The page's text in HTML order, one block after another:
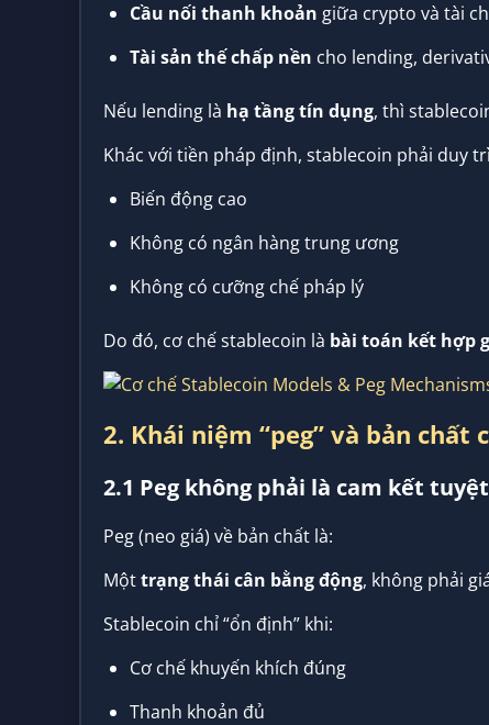
Cầu nối thanh khoản giữa crypto và tài
Tài sản thế chấp nền cho lending,
Nếu lending là hạ tầng tín dụng, thì
Khác với tiền pháp định, stablecoin phải duy
Biến động cao
Không có ngân hàng trung ương
Không có cưỡng chế pháp lý
Do đó, cơ chế stablecoin là bài toán kết hợp
2. Khái niệm “peg” và bản chất
2.1 Peg không phải là cam kết
Peg (neo giá) về bản chất là:
Mộttrạng thái cân bằng động, không phải
Stablecoin chỉ “ổn định” khi:
Cơ chế khuyến khích đúng
Thanh khoản đủ